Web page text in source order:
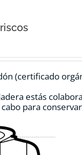
producto
(certificado
estás
para